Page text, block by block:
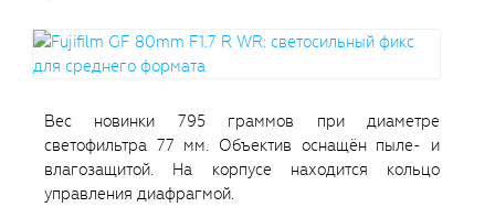
Вес новинки 795 граммов при диаметре
светофильтра 77 мм. Объектив оснащён пыле- и
влагозащитой. На корпусе находится кольцо
управления диафрагмой.